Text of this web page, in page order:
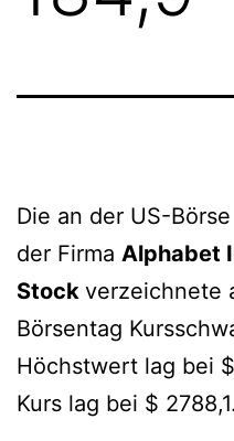
Die an der US-
der Firma Alphabet
Stock verzeichnete
Börsentag
Höchstwert lag bei
Kurs lag bei $ 2788,1.